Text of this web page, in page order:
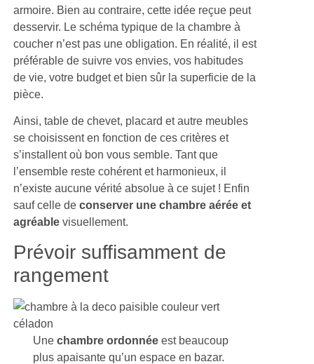
armoire. Bien au contraire, cette idée reçue peut
desservir. Le schéma typique de la chambre à
coucher n’est pas une obligation. En réalité, il est
préférable de suivre vos envies, vos habitudes
de vie, votre budget et bien sûr la superficie de la
pièce.
Ainsi, table de chevet, placard et autre meubles
se choisissent en fonction de ces critères et
s’installent où bon vous semble. Tant que
l’ensemble reste cohérent et harmonieux, il
n’existe aucune vérité absolue à ce sujet ! Enfin
sauf celle deconserver une chambre aérée et
agréable visuellement.
Prévoir suffisamment de
rangement
Une chambre ordonnéeest beaucoup
plus apaisante qu’un espace en bazar.